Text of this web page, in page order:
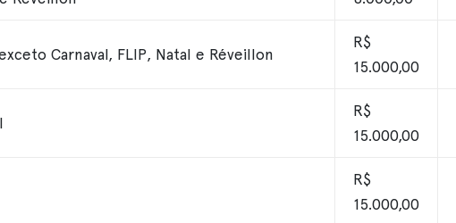
Carnaval, FLIP, Natal e Réveillon
R$
15.000,00
R$
15.000,00
R$
15.000,00